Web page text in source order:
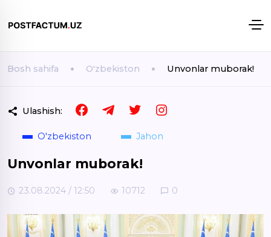
Bosh sahifa O'zbekiston Unvonlar muborak!
Ulashish:
O'zbekiston Jahon
Unvonlar muborak!
23.08.2024 / 12:50 10712 0